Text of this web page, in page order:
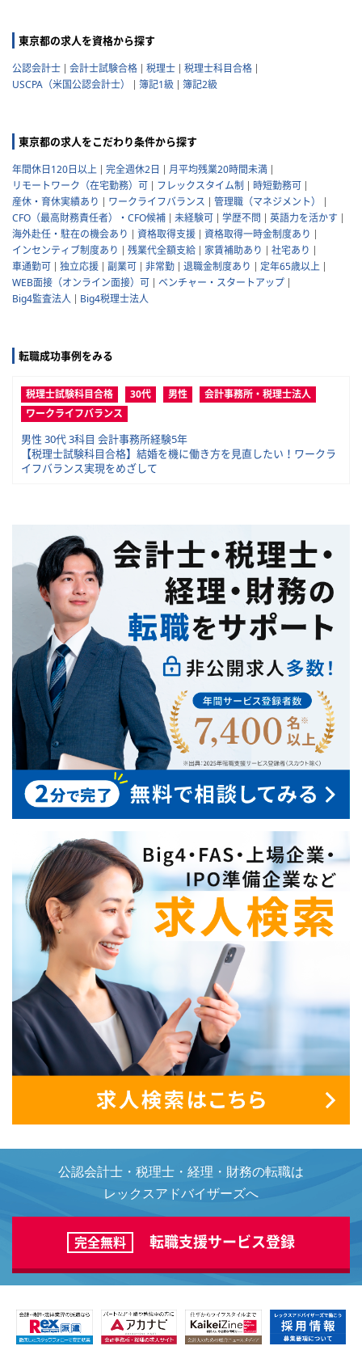
東京都の求人を資格から探す
公認会計士 会計士試験合格 税理士
税理士科目合格
USCPA（米国公認会計士）
簿記1級 簿記2級
東京都の求人をこだわり条件から探す
年間休日120日以上 完全週休2日
月平均残業20時間未満
リモートワーク（在宅勤務）可
フレックスタイム制
時短勤務可
産休・育休実績あり
ワークライフバランス
管理職（マネジメント）
CFO（最高財務責任者）・CFO候補
未経験可 学歴不問
英語力を活かす
海外赴任・駐在の機会あり
資格取得支援
資格取得一時金制度あり
インセンティブ制度あり
残業代全額支給 家賃補助あり
社宅あり
車通勤可
独立応援 副業可 非常勤 退職金制度あり
定年65歳以上
WEB面接（オンライン面接）可
ベンチャー・スタートアップ
Big4監査法人
Big4税理士法人
転職成功事例をみる
税理士試験科目合格 30代 男性
会計事務所・税理士法人
ワークライフバランス
男性 30代 3科目 会計事務所経験5年
【税理士試験科目合格】結婚を機に働き方を見直したい！ワークラ
イフバランス実現をめざして
公認会計士・税理士・経理・財務の転職は
レックスアドバイザーズへ
完全無料 転職支援サービス登録